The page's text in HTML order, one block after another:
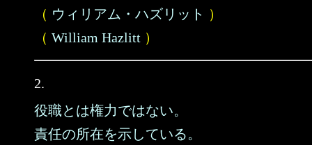
（ ウィリアム・ハズリット ）
（ William Hazlitt ）
2.
役職とは権力ではない。
責任の所在を示している。